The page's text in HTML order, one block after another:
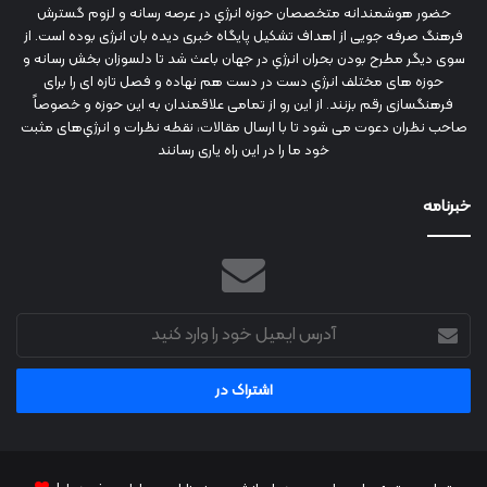
حضور هوشمندانه متخصصان حوزه انرژي در عرصه رسانه و لزوم گسترش
فرهنگ صرفه جویی از اهداف تشکیل پایگاه خبری دیده بان انرژی بوده است. از
سوی دیگر مطرح بودن بحران انرژي در جهان باعث شد تا دلسوزان بخش رسانه و
حوزه های مختلف انرژي دست در دست هم نهاده و فصل تازه ای را برای
فرهنگسازی رقم بزنند. از این رو از تمامی علاقمندان به این حوزه و خصوصاً
صاحب نظران دعوت می شود تا با ارسال مقالات، نقطه نظرات و انرژي‌های مثبت
خود ما را در این راه یاری رسانند
خبرنامه
آدرس
ایمیل
خود
وارد